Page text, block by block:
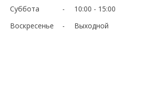
Суббота
10:00
15:00
Воскресенье
Выходной